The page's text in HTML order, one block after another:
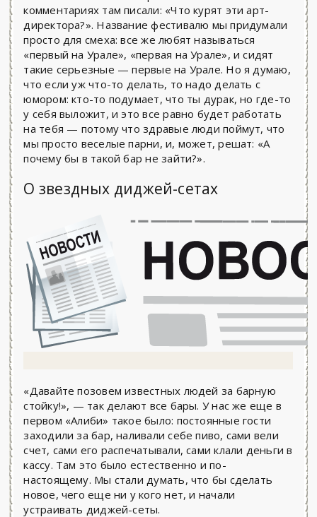
комментариях там писали: «Что курят эти арт-
директора?». Название фестивалю мы придумали
просто для смеха: все же любят называться
«первый на Урале», «первая на Урале», и сидят
такие серьезные — первые на Урале. Но я думаю,
что если уж что-то делать, то надо делать с
юмором: кто-то подумает, что ты дурак, но где-то
у себя выложит, и это все равно будет работать
на тебя — потому что здравые люди поймут, что
мы просто веселые парни, и, может, решат: «А
почему бы в такой бар не зайти?».
О звездных диджей-сетах
«Давайте позовем известных людей за барную
стойку!», — так делают все бары. У нас же еще в
первом «Алиби» такое было: постоянные гости
заходили за бар, наливали себе пиво, сами вели
счет, сами его распечатывали, сами клали деньги в
кассу. Там это было естественно и по-
настоящему. Мы стали думать, что бы сделать
новое, чего еще ни у кого нет, и начали
устраивать диджей-сеты.